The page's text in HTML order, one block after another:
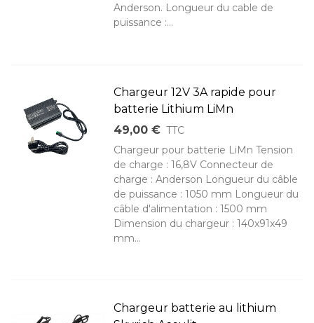
Anderson. Longueur du cable de
puissance :...
Chargeur 12V 3A rapide pour
batterie Lithium LiMn
49,00 € TTC
Chargeur pour batterie LiMn Tension
de charge : 16,8V Connecteur de
charge : Anderson Longueur du câble
de puissance : 1050 mm Longueur du
câble d'alimentation : 1500 mm
Dimension du chargeur : 140x91x49
mm...
Chargeur batterie au lithium